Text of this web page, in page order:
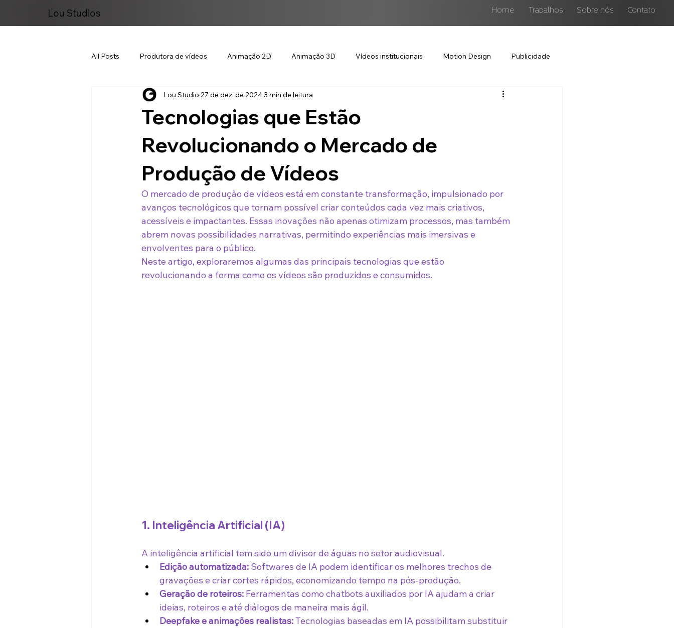
Lou Studios Home Trabalhos Sobre nós Contato
All Posts Produtora de vídeos Animação 2D Animação 3D Vídeos institucionais Motion Design Publicidade
Marketing Digital
Tecnologias que Estão
Revolucionando o Mercado de
Produção de Vídeos
Lou Studio 27 de dez. de 20243 min de leitura
O mercado de produção de vídeos está em constante transformação, impulsionado por
avanços tecnológicos que tornam possível criar conteúdos cada vez mais criativos,
acessíveis e impactantes. Essas inovações não apenas otimizam processos, mas também
abrem novas possibilidades narrativas, permitindo experiências mais imersivas e
envolventes para o público.
Neste artigo, exploraremos algumas das principais tecnologias que estão
revolucionando a forma como os vídeos são produzidos e consumidos.
1. Inteligência Artificial (IA)
A inteligência artificial tem sido um divisor de águas no setor audiovisual.
Edição automatizada: Softwares de IA podem identificar os melhores trechos de
gravações e criar cortes rápidos, economizando tempo na pós-produção.
Geração de roteiros: Ferramentas como chatbots auxiliados por IA ajudam a criar
ideias, roteiros e até diálogos de maneira mais ágil.
Deepfake e animações realistas: Tecnologias baseadas em IA possibilitam substituir